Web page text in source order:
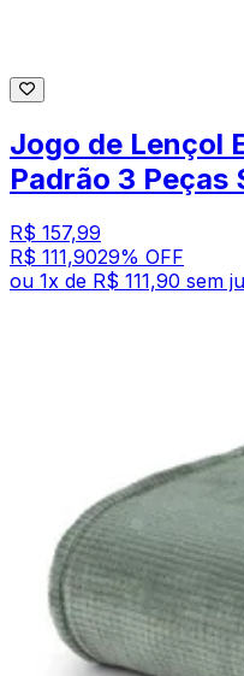
Jogo de Lençol
Padrão 3 Peças
R$ 157,99
R$ 111,9029% OFF
ou 1x de R$ 111,90 sem